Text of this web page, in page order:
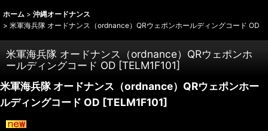
ホーム > 沖縄オードナンス
> 米軍海兵隊 オードナンス（ordnance）QRウェポンホールディングコード OD
米軍海兵隊 オードナンス（ordnance）QRウェポンホ
ールディングコード OD [TELM1F101]
米軍海兵隊 オードナンス（ordnance）QRウェポンホー
ルディングコード OD [TELM1F101]